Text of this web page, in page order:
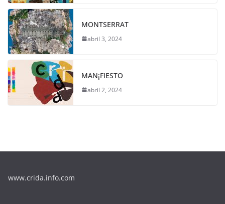
MONTSERRAT
abril 3, 2024
MAN¡FIESTO
abril 2, 2024
www.crida.info.com